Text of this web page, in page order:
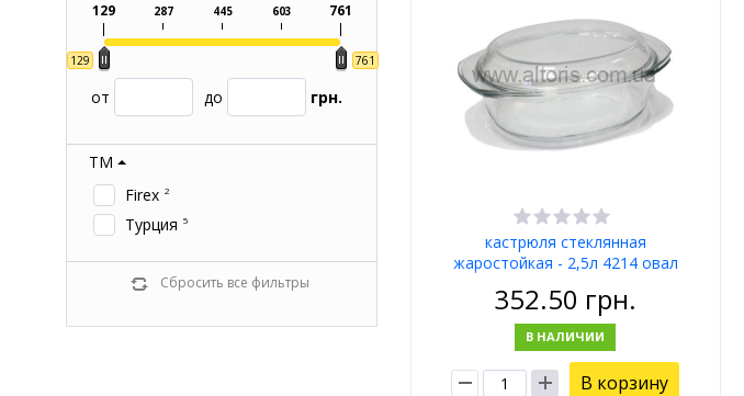
129 761
129 287 445 603 761
от до грн.
ТМ
Firex 2
Турция 5
Сбросить все фильтры
кастрюля стеклянная
жаростойкая - 2,5л 4214 овал
352.50 грн.
В НАЛИЧИИ
В корзину